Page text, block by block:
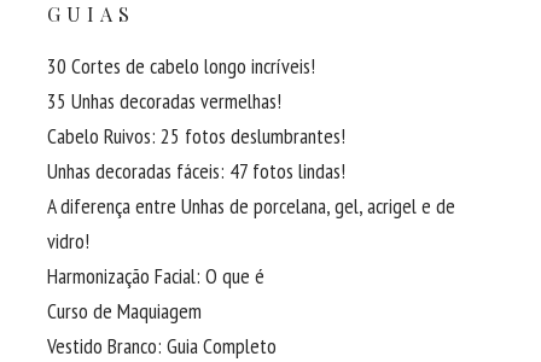
GUIAS
30 Cortes de cabelo longo incríveis!
35 Unhas decoradas vermelhas!
Cabelo Ruivos: 25 fotos deslumbrantes!
Unhas decoradas fáceis: 47 fotos lindas!
A diferença entre Unhas de porcelana, gel, acrigel e de
vidro!
Harmonização Facial: O que é
Curso de Maquiagem
Vestido Branco: Guia Completo